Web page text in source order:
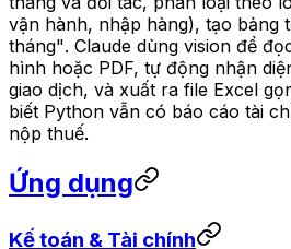
vận hành, nhập hàng), tạo bảng
tháng". Claude dùng vision để
hình hoặc PDF, tự động nhận
giao dịch, và xuất ra file Excel
biết Python vẫn có báo cáo tài
nộp thuế.
Ứng dụng
Kế toán & Tài chính